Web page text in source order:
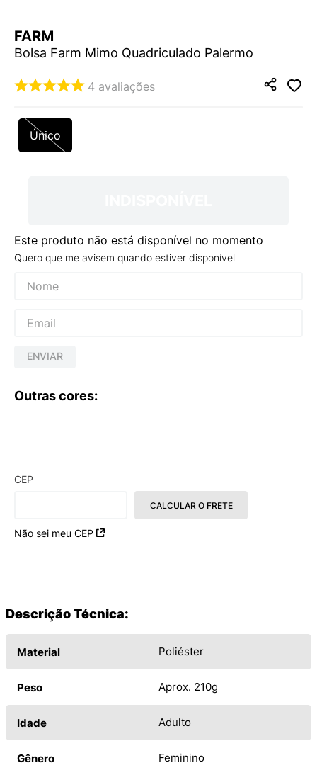
FARM
Bolsa Farm Mimo Quadriculado Palermo
4 avaliações
Único
Este produto não está disponível no momento
Quero que me avisem quando estiver disponível
ENVIAR
Outras cores:
CEP
Não sei meu CEP
CALCULAR O FRETE
Descrição Técnica:
Material Poliéster
Peso Aprox. 210g
Idade Adulto
Gênero Feminino